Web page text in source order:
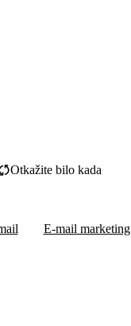
Otkažite bilo kada
E-mail marketing